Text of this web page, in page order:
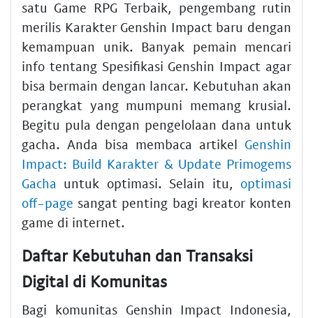
satu Game RPG Terbaik, pengembang rutin
merilis Karakter Genshin Impact baru dengan
kemampuan unik. Banyak pemain mencari
info tentang Spesifikasi Genshin Impact agar
bisa bermain dengan lancar. Kebutuhan akan
perangkat yang mumpuni memang krusial.
Begitu pula dengan pengelolaan dana untuk
gacha. Anda bisa membaca artikel Genshin
Impact: Build Karakter & Update Primogems
Gacha untuk optimasi. Selain itu, optimasi
off-page sangat penting bagi kreator konten
game di internet.
Daftar Kebutuhan dan Transaksi
Digital di Komunitas
Bagi komunitas Genshin Impact Indonesia,